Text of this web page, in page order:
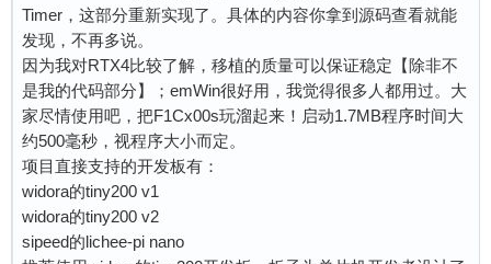
Timer，这部分重新实现了。具体的内容你拿到源码查看就能
发现，不再多说。
因为我对RTX4比较了解，移植的质量可以保证稳定【除非不
是我的代码部分】；emWin很好用，我觉得很多人都用过。大
家尽情使用吧，把F1Cx00s玩溜起来！启动1.7MB程序时间大
约500毫秒，视程序大小而定。
项目直接支持的开发板有：
widora的tiny200 v1
widora的tiny200 v2
sipeed的lichee-pi nano